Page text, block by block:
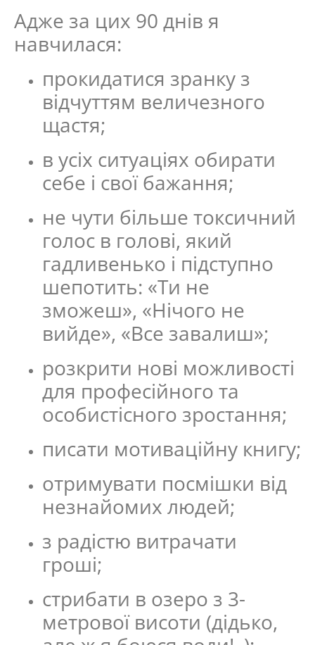
Адже за цих 90 днів я
навчилася:
прокидатися зранку з
відчуттям величезного
щастя;
в усіх ситуаціях обирати
себе і свої бажання;
не чути більше токсичний
голос в голові, який
гадливенько і підступно
шепотить: «Ти не
зможеш», «Нічого не
вийде», «Все завалиш»;
розкрити нові можливості
для професійного та
особистісного зростання;
писати мотиваційну книгу;
отримувати посмішки від
незнайомих людей;
з радістю витрачати
гроші;
стрибати в озеро з 3-
метрової висоти (дідько,